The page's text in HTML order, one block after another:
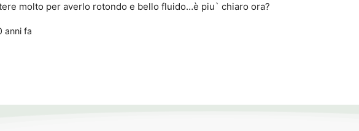
molto per averlo rotondo e bello fluido…è piu` chiaro ora?
anni fa